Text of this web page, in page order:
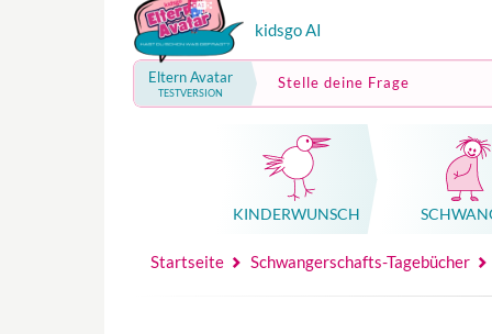
kidsgo AI
Eltern Avatar
TESTVERSION
Stelle deine Frage
KINDER­WUNSCH
Startseite Schwangerschafts-Tagebücher